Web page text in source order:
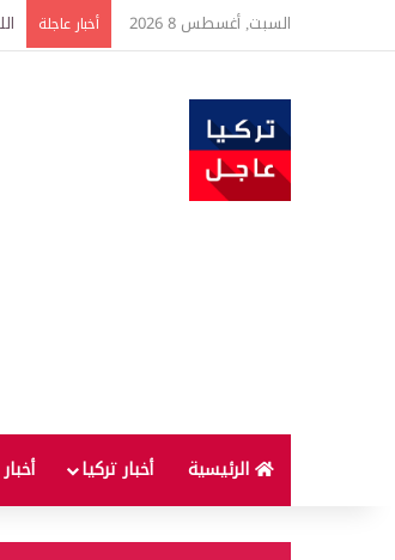
السبت, أغسطس 8 2026 أخبار عاجلة
الرئيسية أخبار تركيا